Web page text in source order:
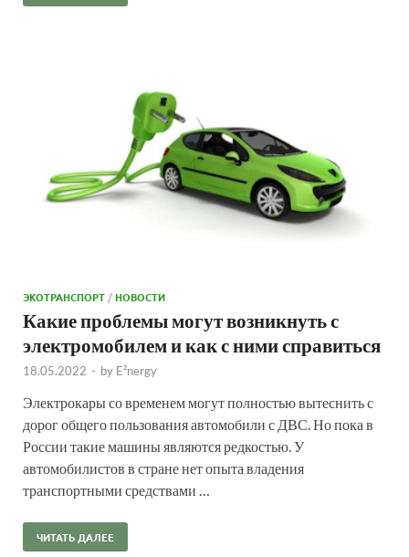
ЭКОТРАНСПОРТ /НОВОСТИ
Какие проблемы могут возникнуть с
электромобилем и как с ними справиться
18.05.2022 - by E²nergy
Электрокары со временем могут полностью вытеснить с
дорог общего пользования автомобили с ДВС. Но пока в
России такие машины являются редкостью. У
автомобилистов в стране нет опыта владения
транспортными средствами …
ЧИТАТЬ ДАЛЕЕ